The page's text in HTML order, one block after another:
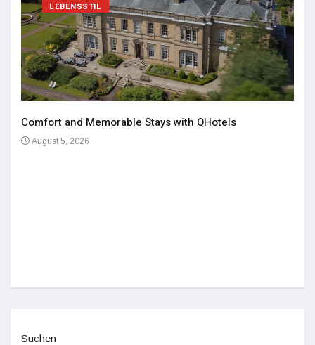
LEBENSSTIL
Comfort and Memorable Stays with QHotels
August 5, 2026
Suchen